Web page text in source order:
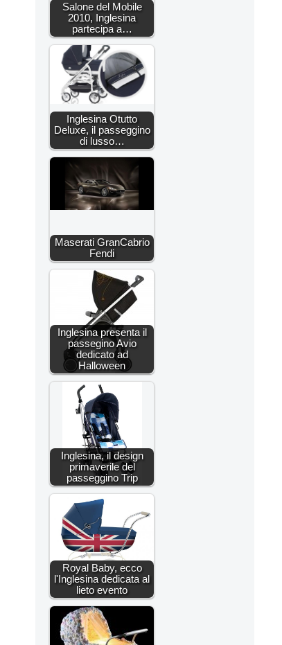
Salone del Mobile
2010, Inglesina
partecipa a…
Inglesina Otutto
Deluxe, il passeggino
di lusso…
Maserati GranCabrio
Fendi
Inglesina presenta il
passegino Avio
dedicato ad
Halloween
Inglesina, il design
primaverile del
passeggino Trip
Royal Baby, ecco
l'Inglesina dedicata al
lieto evento